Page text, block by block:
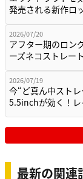
発売される新作ロ
2026/07/20
アフター期のロン
ーズネコストレー
2026/07/19
今“ど真ん中スト
5.5inchが効く！
最新の関連